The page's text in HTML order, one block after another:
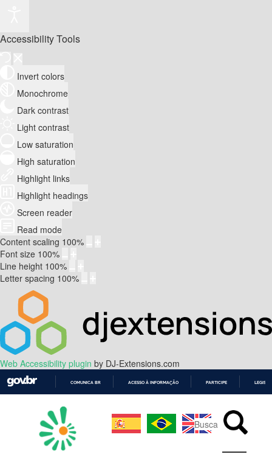
Accessibility Tools
Invert colors
Monochrome
Dark contrast
Light contrast
Low saturation
High saturation
Highlight links
Highlight headings
Screen reader
Read mode
Content scaling 100%
Font size 100%
Line height 100%
Letter spacing 100%
Web Accessibility plugin by DJ-Extensions.com
CONTEÚDO
COMUNICA BR ACESSO À INFORMAÇÃO PARTICIPE